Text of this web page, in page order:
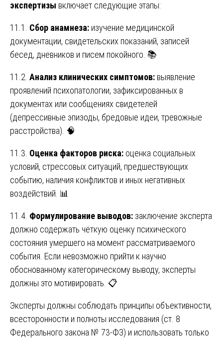
экспертизы включает следующие этапы:
11.1. Сбор анамнеза: изучение медицинской
документации, свидетельских показаний, записей
бесед, дневников и писем покойного. 📚
11.2. Анализ клинических симптомов: выявление
проявлений психопатологии, зафиксированных в
документах или сообщениях свидетелей
(депрессивные эпизоды, бредовые идеи, тревожные
расстройства). 🧠
11.3. Оценка факторов риска: оценка социальных
условий, стрессовых ситуаций, предшествующих
событию, наличия конфликтов и иных негативных
воздействий. 📊
11.4. Формулирование выводов: заключение эксперта
должно содержать чёткую оценку психического
состояния умершего на момент рассматриваемого
события. Если невозможно прийти к научно
обоснованному категорическому выводу, эксперты
должны это мотивировать. 📋
Эксперты должны соблюдать принципы объективности,
всесторонности и полноты исследования (ст. 8
Федерального закона № 73-ФЗ) и использовать только